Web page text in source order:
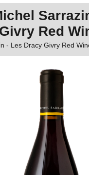
Red
- Les Dracy Givry Red